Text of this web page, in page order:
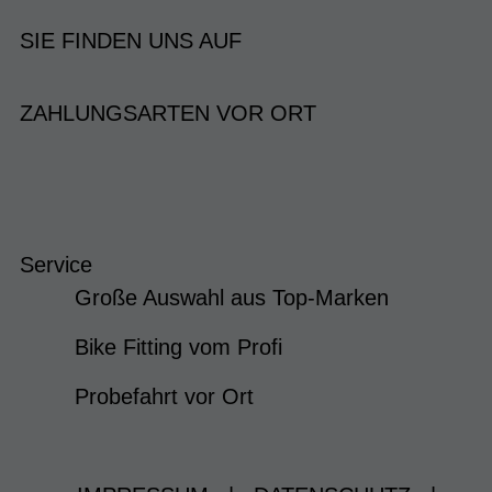
SIE FINDEN UNS AUF
ZAHLUNGSARTEN VOR ORT
Service
Große Auswahl aus Top-Marken
Bike Fitting vom Profi
Probefahrt vor Ort